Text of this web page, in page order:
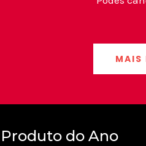
MAIS
Produto do Ano